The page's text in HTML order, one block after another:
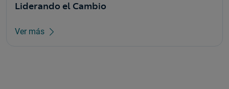
Liderando el Cambio
Ver más